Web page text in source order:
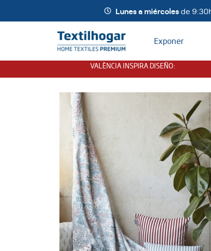
Lunes a miércolesde
Exponer
VALÈNCIA INSPIRA DISEÑO: